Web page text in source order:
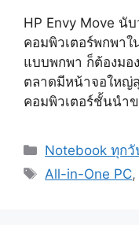
HP Envy Move นั
คอมพิวเตอร์พกพา
แบบพกพา ก็ต้องมอ
ตลาดมีหน้าจอใหญ่
คอมพิวเตอร์ชั้นนำ
Categories
Notebook ทุกวั
Tags
All-in-One PC,